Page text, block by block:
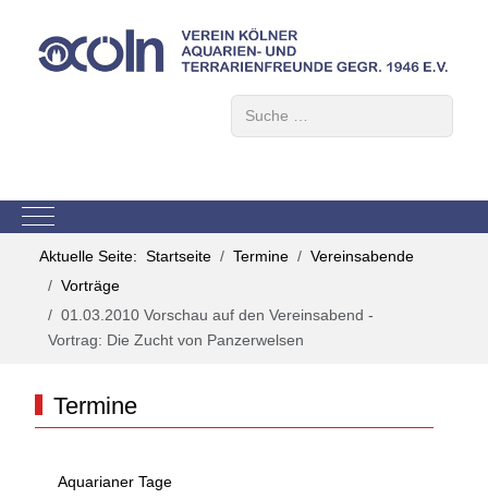
Mobile Menu Toggle
Aktuelle Seite: Startseite Termine
Vereinsabende
Vorträge
01.03.2010 Vorschau auf den Vereinsabend -
Vortrag: Die Zucht von Panzerwelsen
Termine
Aquarianer Tage